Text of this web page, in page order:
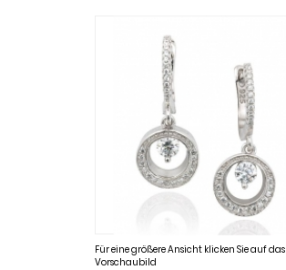
Für eine größere Ansicht klicken Sie auf das
Vorschaubild